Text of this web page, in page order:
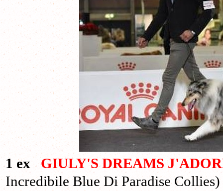
1 ex GIULY'S DREAMS
Incredibile Blue Di Paradise